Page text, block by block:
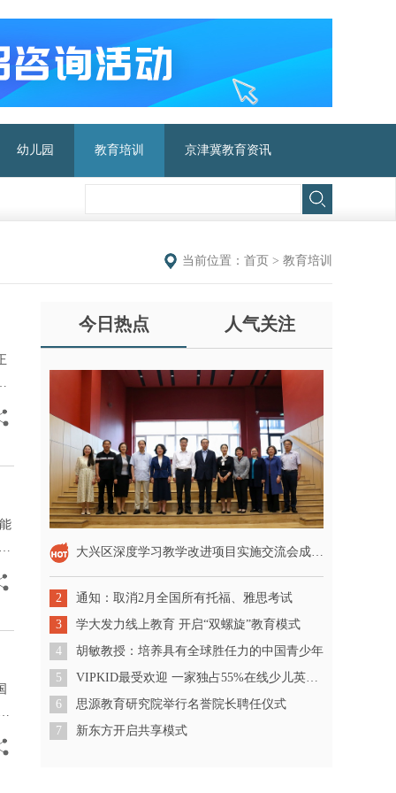
幼儿园 教育培训 京津冀教育资讯
当前位置： 首页 > 教育培训
今日热点 人气关注
大兴区深度学习教学改进项目实施交流会成功召开
2
通知：取消2月全国所有托福、雅思考试
3
学大发力线上教育 开启“双螺旋”教育模式
4
胡敏教授：培养具有全球胜任力的中国青少年
5
VIPKID最受欢迎 一家独占55%在线少儿英语市场份额
6
思源教育研究院举行名誉院长聘任仪式
7
新东方开启共享模式